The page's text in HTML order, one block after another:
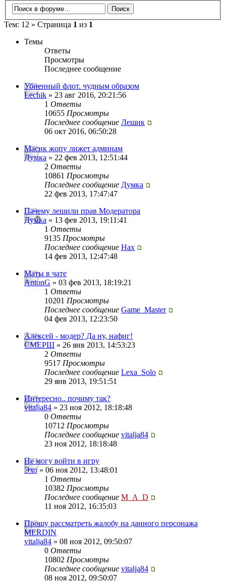
Тем: 12 » Страница 1 из 1
Темы
Ответы
Просмотры
Последнее сообщение
Убиенный флот. чудным образом
Lechik » 23 авг 2016, 20:21:56
1 Ответы
10655 Просмотры
Последнее сообщение Лешик
06 окт 2016, 06:50:28
Масик жопу лижет админам
Думка » 22 фев 2013, 12:51:44
2 Ответы
10861 Просмотры
Последнее сообщение Думка
22 фев 2013, 17:47:47
Пачему лешили прав Модератора
Думка » 13 фев 2013, 19:11:41
1 Ответы
9135 Просмотры
Последнее сообщение Нах
14 фев 2013, 12:47:48
Маты в чате
AntonG » 03 фев 2013, 18:19:21
1 Ответы
10201 Просмотры
Последнее сообщение Game_Master
04 фев 2013, 12:23:50
Алексей - модер? Да ну, нафиг!
СМЕРШ » 26 янв 2013, 14:53:23
2 Ответы
9517 Просмотры
Последнее сообщение Lexa_Solo
29 янв 2013, 19:51:51
Интересно.. почиму так?
vitalja84 » 23 ноя 2012, 18:18:48
0 Ответы
10712 Просмотры
Последнее сообщение vitalja84
23 ноя 2012, 18:18:48
Не могу войти в игру
Эхо» 06 ноя 2012, 13:48:01
1 Ответы
10382 Просмотры
Последнее сообщение M_A_D
11 ноя 2012, 16:35:03
Прошу рассматреть жалобу на данного персонажа
MERDIN
vitalja84 » 08 ноя 2012, 09:50:07
0 Ответы
10802 Просмотры
Последнее сообщение vitalja84
08 ноя 2012, 09:50:07